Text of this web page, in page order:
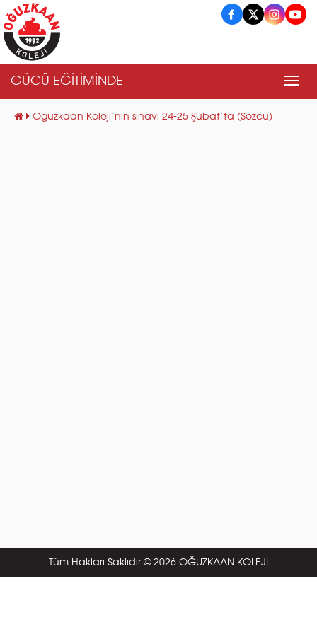
GÜCÜ EĞİTİMİNDE
Oğuzkaan Koleji’nin sınavı 24-25 Şubat’ta (Sözcü)
Tüm Hakları Saklıdır © 2026 OĞUZKAAN KOLEJİ